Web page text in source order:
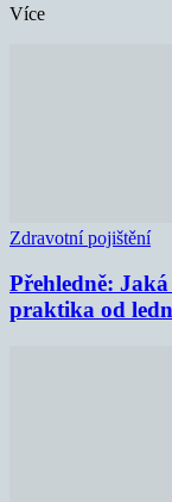
Více
Zdravotní pojištění
Přehledně:
praktika od